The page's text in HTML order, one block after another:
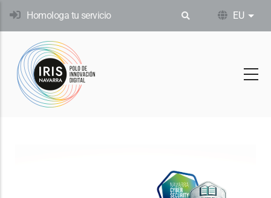
Skip
content
Homologa tu servicio EU